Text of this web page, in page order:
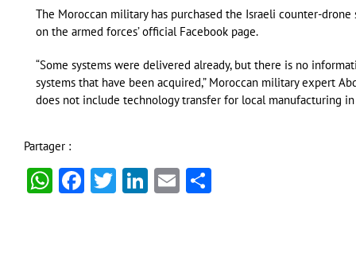
The Moroccan military has purchased the Israeli counter-
on the armed forces’ official Facebook page.
“Some systems were delivered already, but there is no
systems that have been acquired,” Moroccan military expert
does not include technology transfer for local manufacturing in
Partager :
WhatsApp
Facebook
Twitter
LinkedIn
Email